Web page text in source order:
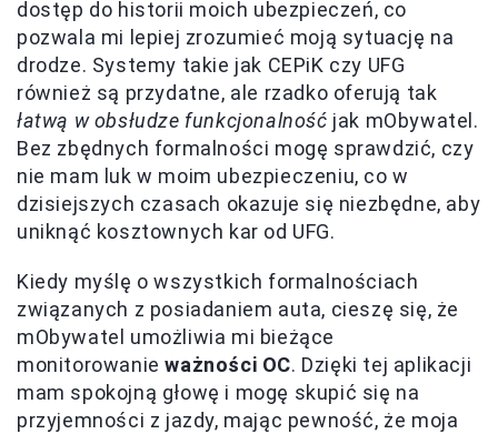
dostęp do historii moich ubezpieczeń, co
pozwala mi lepiej zrozumieć moją sytuację na
drodze. Systemy takie jak CEPiK czy UFG
również są przydatne, ale rzadko oferują tak
łatwą w obsłudze funkcjonalność jak mObywatel.
Bez zbędnych formalności mogę sprawdzić, czy
nie mam luk w moim ubezpieczeniu, co w
dzisiejszych czasach okazuje się niezbędne, aby
uniknąć kosztownych kar od UFG.
Kiedy myślę o wszystkich formalnościach
związanych z posiadaniem auta, cieszę się, że
mObywatel umożliwia mi bieżące
monitorowanieważności OC. Dzięki tej aplikacji
mam spokojną głowę i mogę skupić się na
przyjemności z jazdy, mając pewność, że moja